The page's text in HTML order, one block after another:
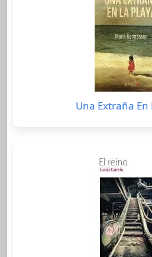
Una Extraña En